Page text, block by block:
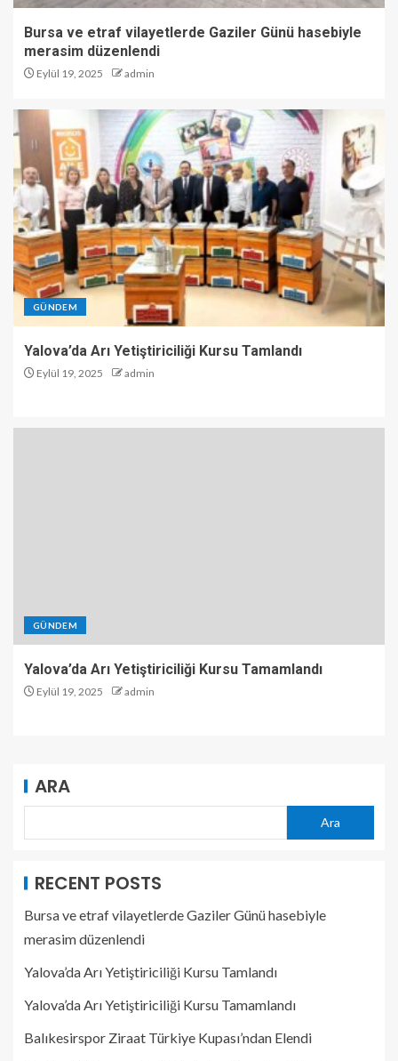
Bursa ve etraf vilayetlerde Gaziler Günü hasebiyle
merasim düzenlendi
Eylül 19, 2025 admin
GÜNDEM
Yalova’da Arı Yetiştiriciliği Kursu Tamlandı
Eylül 19, 2025 admin
GÜNDEM
Yalova’da Arı Yetiştiriciliği Kursu Tamamlandı
Eylül 19, 2025 admin
ARA
Ara
RECENT POSTS
Bursa ve etraf vilayetlerde Gaziler Günü hasebiyle
merasim düzenlendi
Yalova’da Arı Yetiştiriciliği Kursu Tamlandı
Yalova’da Arı Yetiştiriciliği Kursu Tamamlandı
Balıkesirspor Ziraat Türkiye Kupası’ndan Elendi